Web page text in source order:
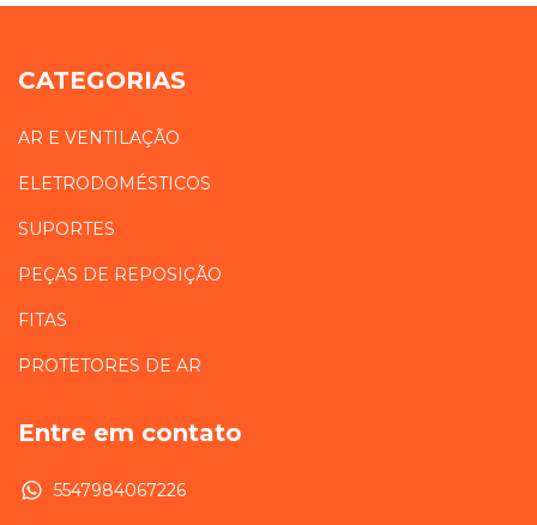
CATEGORIAS
AR E VENTILAÇÃO
ELETRODOMÉSTICOS
SUPORTES
PEÇAS DE REPOSIÇÃO
FITAS
PROTETORES DE AR
Entre em contato
5547984067226